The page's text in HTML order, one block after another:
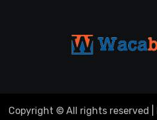
Copyright © All rights reserved